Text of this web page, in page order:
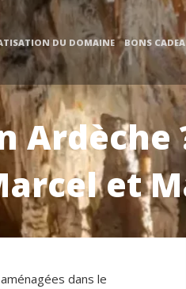
DU DOMAINE BONS
Ardèche
et
dans le